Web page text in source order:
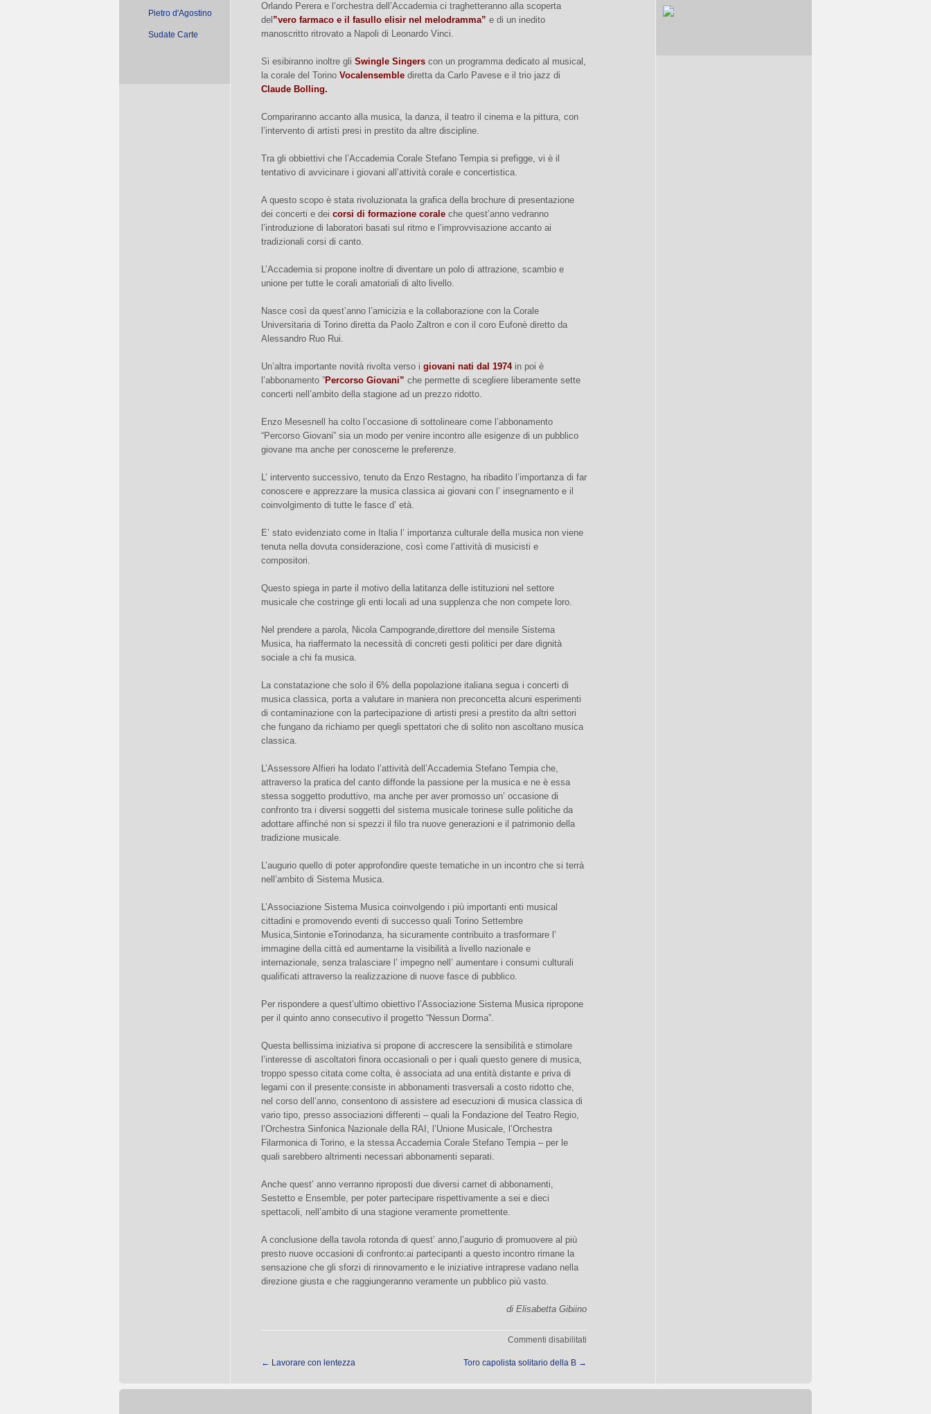
Pietro d'Agostino
Sudate Carte
Orlando Perera e l’orchestra dell’Accademia ci traghetteranno alla scoperta
del ”vero farmaco e il fasullo elisir nel melodramma” e di un inedito
manoscritto ritrovato a Napoli di Leonardo Vinci.
Si esibiranno inoltre gli Swingle Singers con un programma dedicato al musical,
la corale del Torino Vocalensemble diretta da Carlo Pavese e il trio jazz di
Claude Bolling.
Compariranno accanto alla musica, la danza, il teatro il cinema e la pittura, con
l’intervento di artisti presi in prestito da altre discipline.
Tra gli obbiettivi che l’Accademia Corale Stefano Tempia si prefigge, vi è il
tentativo di avvicinare i giovani all’attività corale e concertistica.
A questo scopo è stata rivoluzionata la grafica della brochure di presentazione
dei concerti e dei corsi di formazione corale che quest’anno vedranno
l’introduzione di laboratori basati sul ritmo e l’improvvisazione accanto ai
tradizionali corsi di canto.
L’Accademia si propone inoltre di diventare un polo di attrazione, scambio e
unione per tutte le corali amatoriali di alto livello.
Nasce così da quest’anno l’amicizia e la collaborazione con la Corale
Universitaria di Torino diretta da Paolo Zaltron e con il coro Eufonè diretto da
Alessandro Ruo Rui.
Un’altra importante novità rivolta verso i giovani nati dal 1974in poi è
l’abbonamento ”Percorso Giovani” che permette di scegliere liberamente sette
concerti nell’ambito della stagione ad un prezzo ridotto.
Enzo Mesesnell ha colto l’occasione di sottolineare come l’abbonamento
“Percorso Giovani” sia un modo per venire incontro alle esigenze di un pubblico
giovane ma anche per conoscerne le preferenze.
L’ intervento successivo, tenuto da Enzo Restagno, ha ribadito l’importanza di far
conoscere e apprezzare la musica classica ai giovani con l’ insegnamento e il
coinvolgimento di tutte le fasce d’ età.
E’ stato evidenziato come in Italia l’ importanza culturale della musica non viene
tenuta nella dovuta considerazione, così come l’attività di musicisti e
compositori.
Questo spiega in parte il motivo della latitanza delle istituzioni nel settore
musicale che costringe gli enti locali ad una supplenza che non compete loro.
Nel prendere a parola, Nicola Campogrande,direttore del mensile Sistema
Musica, ha riaffermato la necessità di concreti gesti politici per dare dignità
sociale a chi fa musica.
La constatazione che solo il 6% della popolazione italiana segua i concerti di
musica classica, porta a valutare in maniera non preconcetta alcuni esperimenti
di contaminazione con la partecipazione di artisti presi a prestito da altri settori
che fungano da richiamo per quegli spettatori che di solito non ascoltano musica
classica.
L’Assessore Alfieri ha lodato l’attività dell’Accademia Stefano Tempia che,
attraverso la pratica del canto diffonde la passione per la musica e ne è essa
stessa soggetto produttivo, ma anche per aver promosso un’ occasione di
confronto tra i diversi soggetti del sistema musicale torinese sulle politiche da
adottare affinché non si spezzi il filo tra nuove generazioni e il patrimonio della
tradizione musicale.
L’augurio quello di poter approfondire queste tematiche in un incontro che si terrà
nell’ambito di Sistema Musica.
L’Associazione Sistema Musica coinvolgendo i più importanti enti musical
cittadini e promovendo eventi di successo quali Torino Settembre
Musica,Sintonie eTorinodanza, ha sicuramente contribuito a trasformare l’
immagine della città ed aumentarne la visibilità a livello nazionale e
internazionale, senza tralasciare l’ impegno nell’ aumentare i consumi culturali
qualificati attraverso la realizzazione di nuove fasce di pubblico.
Per rispondere a quest’ultimo obiettivo l’Associazione Sistema Musica ripropone
per il quinto anno consecutivo il progetto “Nessun Dorma”.
Questa bellissima iniziativa si propone di accrescere la sensibilità e stimolare
l’interesse di ascoltatori finora occasionali o per i quali questo genere di musica,
troppo spesso citata come colta, è associata ad una entità distante e priva di
legami con il presente:consiste in abbonamenti trasversali a costo ridotto che,
nel corso dell’anno, consentono di assistere ad esecuzioni di musica classica di
vario tipo, presso associazioni differenti – quali la Fondazione del Teatro Regio,
l’Orchestra Sinfonica Nazionale della RAI, l’Unione Musicale, l’Orchestra
Filarmonica di Torino, e la stessa Accademia Corale Stefano Tempia – per le
quali sarebbero altrimenti necessari abbonamenti separati.
Anche quest’ anno verranno riproposti due diversi carnet di abbonamenti,
Sestetto e Ensemble, per poter partecipare rispettivamente a sei e dieci
spettacoli, nell’ambito di una stagione veramente promettente.
A conclusione della tavola rotonda di quest’ anno,l’augurio di promuovere al più
presto nuove occasioni di confronto:ai partecipanti a questo incontro rimane la
sensazione che gli sforzi di rinnovamento e le iniziative intraprese vadano nella
direzione giusta e che raggiungeranno veramente un pubblico più vasto.
di Elisabetta Gibiino
Commenti disabilitati
← Lavorare con lentezza Toro capolista solitario della B →